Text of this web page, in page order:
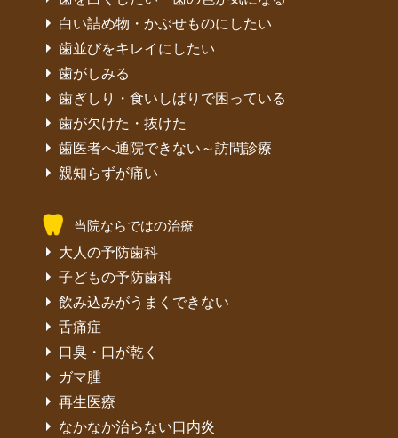
白い詰め物・かぶせものにしたい
歯並びをキレイにしたい
歯がしみる
歯ぎしり・食いしばりで困っている
歯が欠けた・抜けた
歯医者へ通院できない～訪問診療
親知らずが痛い
当院ならではの治療
大人の予防歯科
子どもの予防歯科
飲み込みがうまくできない
舌痛症
口臭・口が乾く
ガマ腫
再生医療
なかなか治らない口内炎